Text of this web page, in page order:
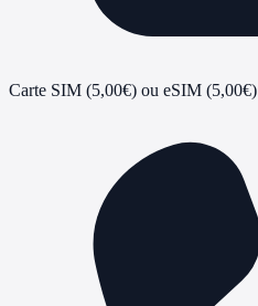
Carte SIM (5,00€) ou eSIM (5,00€)